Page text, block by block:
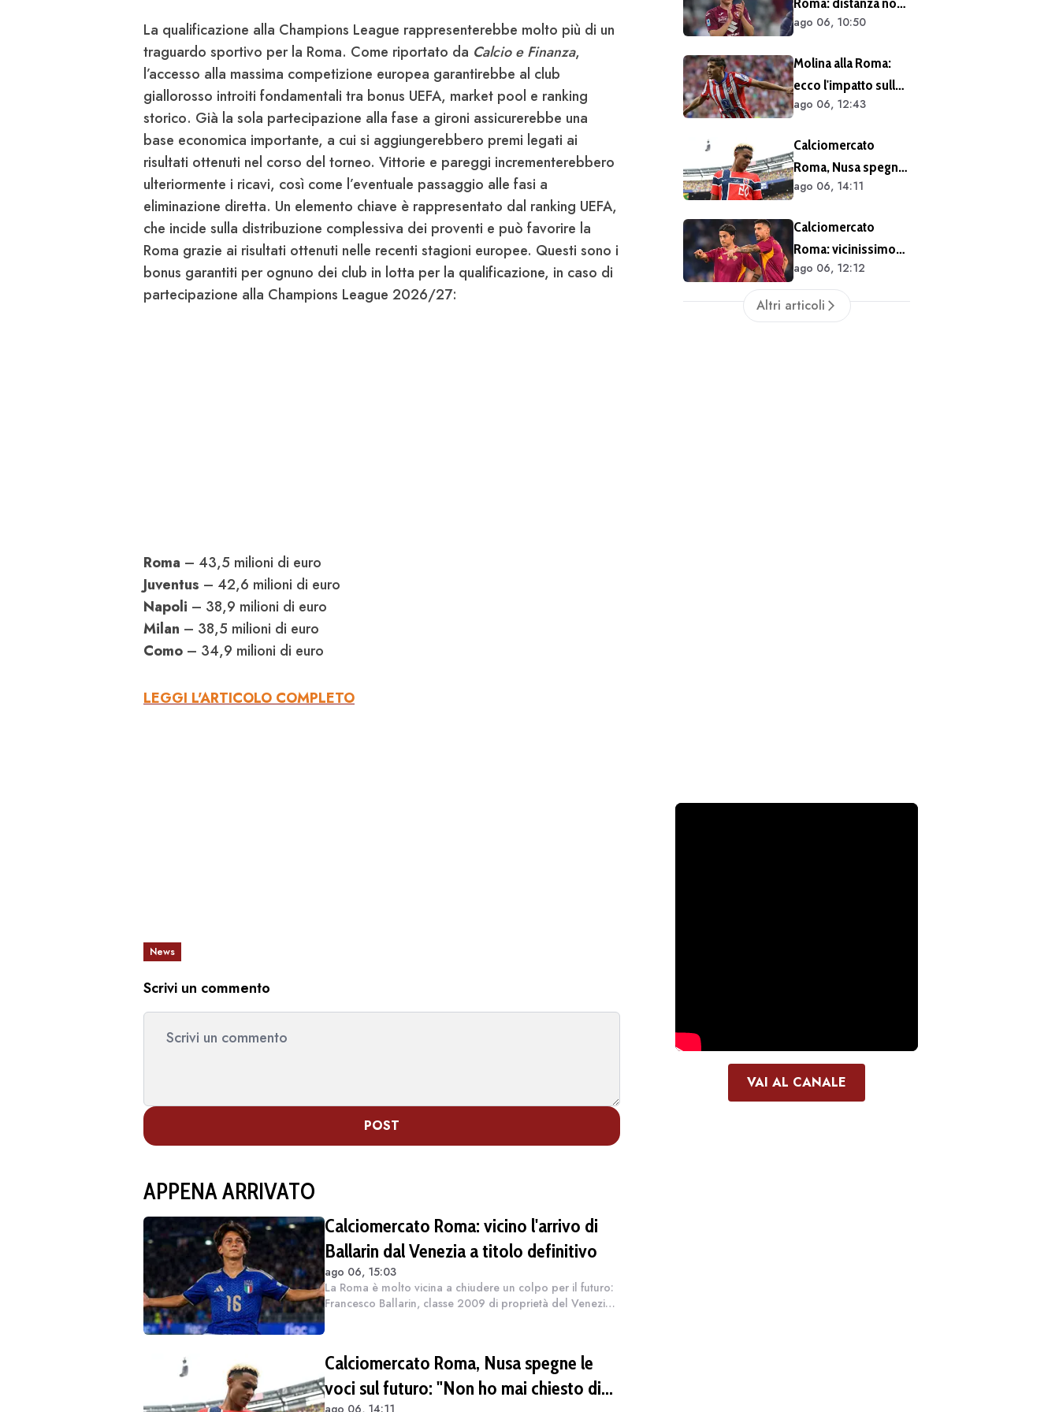
La qualificazione alla Champions League rappresenterebbe molto più di un
traguardo sportivo per la Roma. Come riportato da Calcio e Finanza,
l’accesso alla massima competizione europea garantirebbe al club
giallorosso introiti fondamentali tra bonus UEFA, market pool e ranking
storico. Già la sola partecipazione alla fase a gironi assicurerebbe una
base economica importante, a cui si aggiungerebbero premi legati ai
risultati ottenuti nel corso del torneo. Vittorie e pareggi incrementerebbero
ulteriormente i ricavi, così come l’eventuale passaggio alle fasi a
eliminazione diretta. Un elemento chiave è rappresentato dal ranking UEFA,
che incide sulla distribuzione complessiva dei proventi e può favorire la
Roma grazie ai risultati ottenuti nelle recenti stagioni europee. Questi sono i
bonus garantiti per ognuno dei club in lotta per la qualificazione, in caso di
partecipazione alla Champions League 2026/27:
Roma – 43,5 milioni di euro
Juventus – 42,6 milioni di euro
Napoli – 38,9 milioni di euro
Milan – 38,5 milioni di euro
Como – 34,9 milioni di euro
LEGGI L'ARTICOLO COMPLETO
News
Scrivi un commento
POST
APPENA ARRIVATO
Calciomercato Roma: vicino l'arrivo di
Ballarin dal Venezia a titolo definitivo
ago 06, 15:03
La Roma è molto vicina a chiudere un colpo per il futuro:
Francesco Ballarin, classe 2009 di proprietà del Venezia,
Calciomercato Roma, Nusa spegne le
voci sul futuro: "Non ho mai chiesto di
ago 06, 14:11
siderale per
ago 06, 10:50
Molina alla Roma:
ecco l'impatto sulle
casse del club
ago 06, 12:43
Calciomercato
Roma, Nusa spegne
le voci sul futuro:
di lasciare il Lipsia. I
media possono
scrivere quello che
vogliono"
ago 06, 14:11
Calciomercato
Roma: vicinissimo
l'accordo per il
rinnovo di Pellegrini
ago 06, 12:12
Altri articoli
VAI AL CANALE